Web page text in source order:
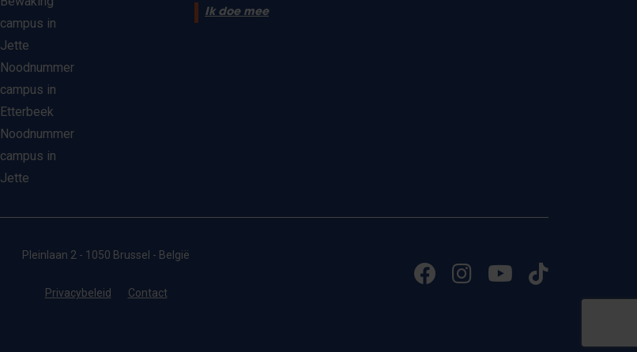
campus in
Jette
Noodnummer
campus in
Etterbeek
Noodnummer
campus in
Jette
Ik doe mee
Pleinlaan 2 - 1050 Brussel - België
Privacybeleid Contact